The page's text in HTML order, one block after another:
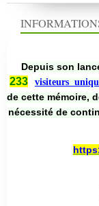
Depuis son
233
visiteurs
de cette mémoire,
nécessité de